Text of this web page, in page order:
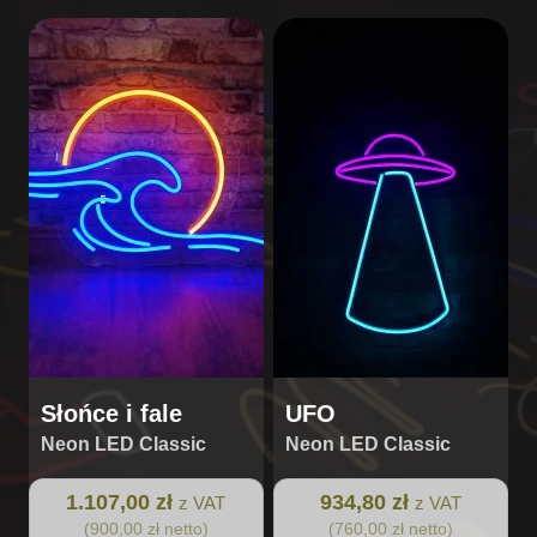
Słońce i fale
Neon LED Classic
1.107,00 zł z VAT
(900,00 zł netto)
UFO
Neon LED Classic
934,80 zł z VAT
(760,00 zł netto)